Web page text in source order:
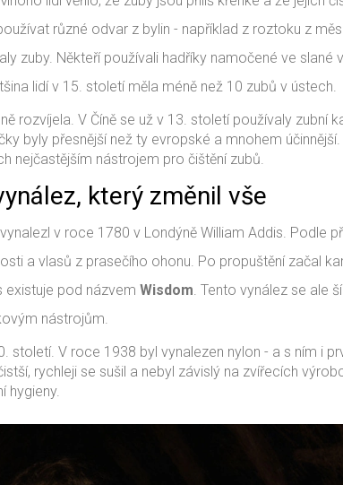
různé odvar z bylin - například z roztoku z
zuby. Někteří používali hadříky namočené ve slané
lidí v 15. století měla méně než 10 zubů v ústech.
rozvíjela. V Číně se už v 13. století používaly zubní
byly přesnější než ty evropské a mnohem účinnější.
nejčastějším nástrojem pro čištění zubů.
který změnil vše
v roce 1780 v Londýně William Addis. Podle
a vlasů z prasečího ohonu. Po propuštění začal
existuje pod názvem Wisdom . Tento vynález se ale
nástrojům.
století. V roce 1938 byl vynalezen nylon - a s ním i
rychleji se sušil a nebyl závislý na zvířecích
hygieny.